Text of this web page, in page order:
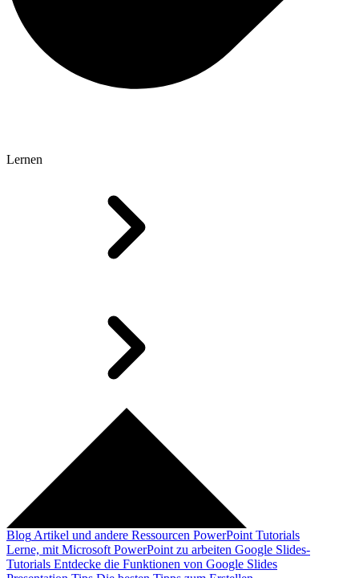
Lernen
Blog Artikel und andere Ressourcen PowerPoint Tutorials
Lerne, mit Microsoft PowerPoint zu arbeiten Google Slides-
Tutorials Entdecke die Funktionen von Google Slides